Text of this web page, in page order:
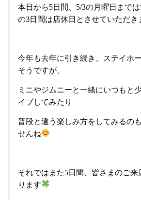
本日から5日間、5/3の月曜日まで
の3日間は店休日とさせていただき
今年も去年に引き続き、ステイホ
そうですが、
ミニやジムニーと一緒にいつもと
イブしてみたり
普段と違う楽しみ方をしてみるの
せんね
それではまた5日間、皆さまのご来
ります